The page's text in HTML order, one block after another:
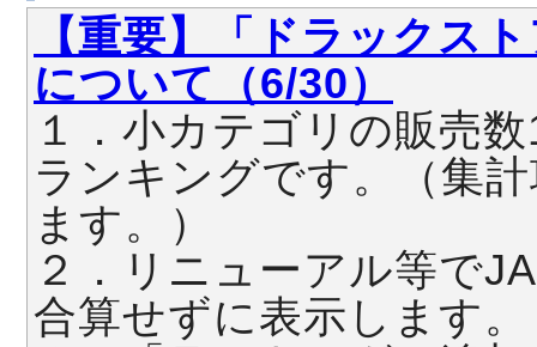
【重要】「ドラックス
について（6/30）
１．小カテゴリの販売
ランキングです。（集
ます。）
２．リニューアル等で
合算せずに表示します。